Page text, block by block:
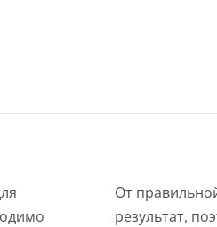
От
результат,